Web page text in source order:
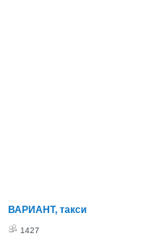
ВАРИАНТ, такси
1427